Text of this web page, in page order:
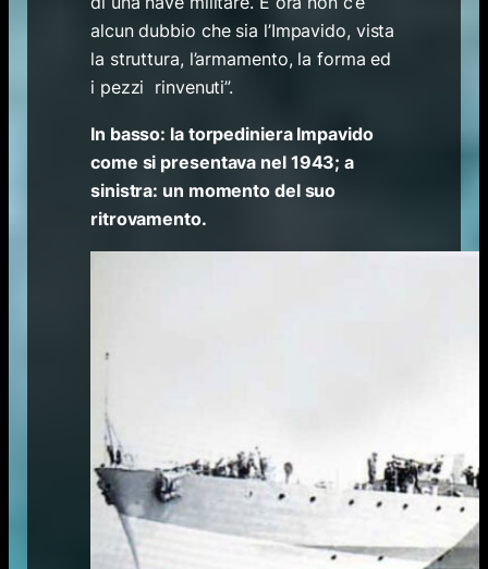
alcun dubbio che sia l’Impavido, vista
la struttura, l’armamento, la forma ed
i pezzi rinvenuti”.
In basso: la torpediniera Impavido
come si presentava nel 1943; a
sinistra: un momento del suo
ritrovamento.